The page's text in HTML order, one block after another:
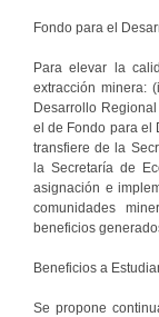
Fondo para el
Para elevar la
extracción minera:
Desarrollo
el de Fondo para el
transfiere de la
la Secretaría de
asignación e
comunidades
beneficios
Beneficios a
Se propone